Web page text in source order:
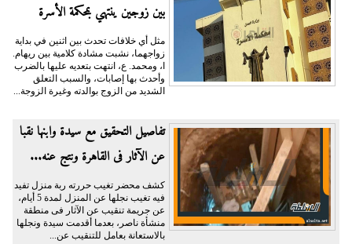
بين زوجين ينتهي بمحكمة الأسرة
مثل أي خلافات تحدث بين اثنين في بداية
زواجهما، نشبت مشادة كلامية بين ريهام.
ا، ومحمد. ع، انتهت بتعديه عليها بالضرب
وأحدث بها إصابات، والسبب التعلق
الشديد من الزوج بوالدته وغيرة الزوجة...
تفاصيل التحقيق مع سيدة وابنها نقبا
عن الآثار فى القاهرة ونتج عنه...
كشف محضر تغيب حررته ربة منزل تفيد
فيه تغيب نجلها عن المنزل لمدة 5 أيام،
عن جريمة تنقيب عن الآثار فى منطقة
منشأة ناصر، بعدما أقدمت سيدة ونجلها
بالاستعانة بعامل للتنقيب عن...